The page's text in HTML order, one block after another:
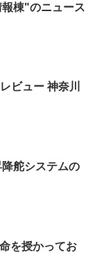
棟"のニュース
ビュー 神奈川
舵システムの
を授かってお